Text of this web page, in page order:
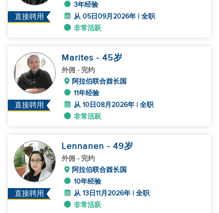
直接聘用
3年经验
从 05日09月2026年 | 全职
非常活跃
直接聘用
Marites - 45岁
外佣 - 完约
阿拉伯联合酋长国
11年经验
从 10日08月2026年 | 全职
非常活跃
直接聘用
Lennanen - 49岁
外佣 - 完约
阿拉伯联合酋长国
10年经验
从 13日11月2026年 | 全职
非常活跃